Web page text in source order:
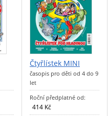
Čtyřlístek MINI
časopis pro děti od 4 do 9
let
Roční předplatné od:
414 Kč